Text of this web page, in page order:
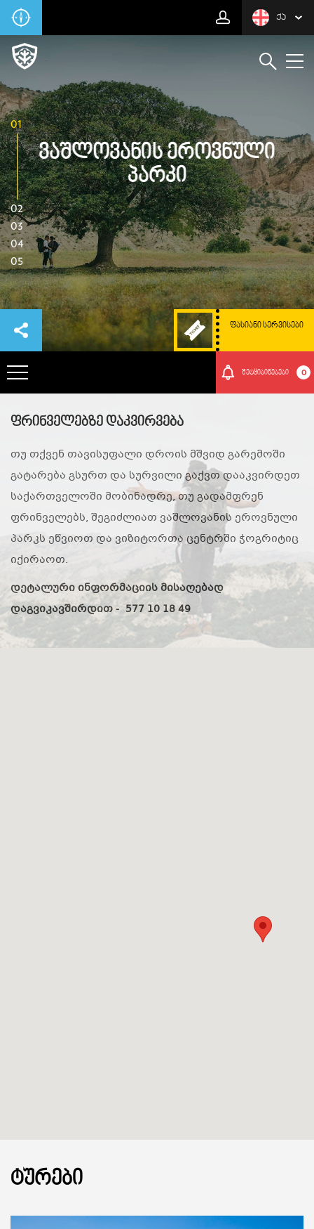
ᲥᲐ
01
02
03
04
05
Ვაშლოვანის Ეროვნული
Პარკი
ᲤᲐᲡᲘᲐᲜᲘ ᲡᲔᲠᲕᲘᲡᲔᲑᲘ
ᲞᲐᲠᲙᲘᲡ ᲨᲔᲡᲐᲮᲔᲑ
ᲗᲐᲕᲒᲐᲓᲐᲡᲐᲕᲚᲔᲑᲘ
ᲠᲝᲒᲝᲠ ᲛᲝᲕᲮᲕᲓᲔᲗ ᲐᲥ
ᲑᲣᲜᲔᲑᲐ ᲓᲐ ᲙᲣᲚᲢᲣᲠᲐ
ᲛᲝᲒᲝᲜᲔᲑᲔᲑᲘ
შეტყიბინებები 0
ფრინველებზე დაკვირვება
თუ თქვენ თავისუფალი დროის მშვიდ გარემოში
გატარება გსურთ და სურვილი გაქვთ დააკვირდეთ
საქართველოში მობინადრე, თუ გადამფრენ
ფრინველებს, შეგიძლიათ ვაშლოვანის ეროვნული
პარკს ეწვიოთ და ვიზიტორთა ცენტრში ჭოგრიტიც
იქირაოთ.
დეტალური ინფორმაციის მისაღებად
დაგვიკავშირდით - 577 10 18 49
ᲢᲣᲠᲔᲑᲘ